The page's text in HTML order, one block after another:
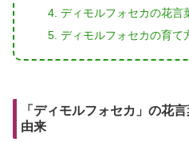
ディモルフォセカの花言
ディモルフォセカの育て
「ディモルフォセカ」の花
由来